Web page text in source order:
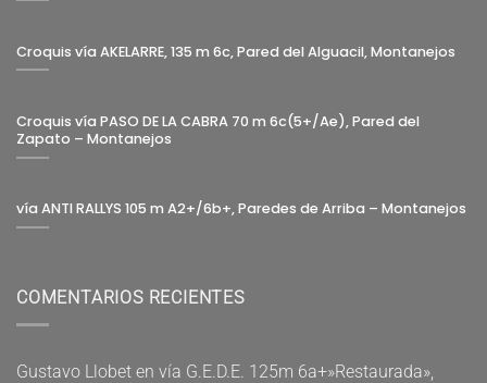
Croquis vía AKELARRE, 135 m 6c, Pared del Alguacil, Montanejos
Croquis vía PASO DE LA CABRA 70 m 6c(5+/Ae), Pared del
Zapato – Montanejos
vía ANTI RALLYS 105 m A2+/6b+, Paredes de Arriba – Montanejos
COMENTARIOS RECIENTES
Gustavo Llobet en vía G.E.D.E. 125m 6a+»Restaurada»,